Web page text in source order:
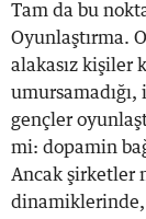
Tam da bu
Oyunlaştırma.
alakasız kişiler
gençler
mi: dopamin
Ancak şirketler